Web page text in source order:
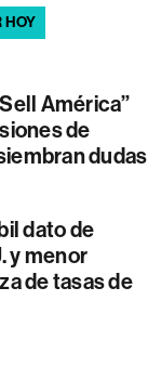
HOY
América”
de
dudas
dato de
y menor
de tasas de